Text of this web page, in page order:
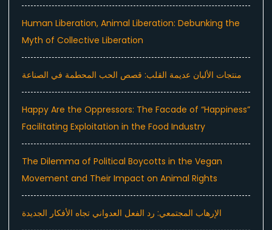
Human Liberation, Animal Liberation: Debunking the
Myth of Collective Liberation
منتجات الألبان عديمة القلب: قصص الحب المحطمة في الصناعة
Happy Are the Oppressors: The Facade of “Happiness”
Facilitating Exploitation in the Food Industry
The Dilemma of Political Boycotts in the Vegan
Movement and Their Impact on Animal Rights
الإرهاب المجتمعي: رد الفعل العدواني تجاه الأفكار الجديدة